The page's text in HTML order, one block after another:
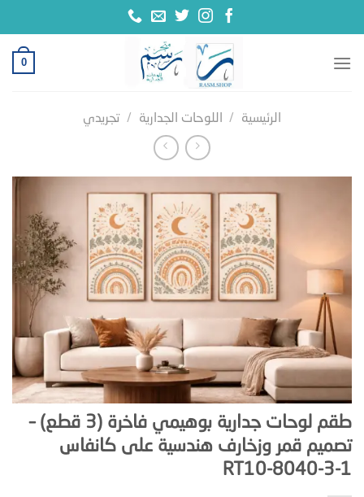
0
الرئيسية / اللوحات الجدارية / تجريدي
طقم لوحات جدارية بوهيمي فاخرة (3 قطع) –
تصميم قمر وزخارف هندسية على كانفاس
RT10-8040-3-1